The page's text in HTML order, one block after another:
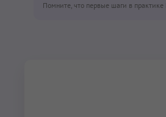
Помните, что первые шаги в практике